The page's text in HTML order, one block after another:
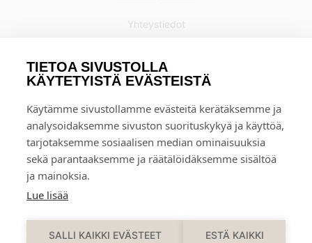
TIETOA SIVUSTOLLA
KÄYTETYISTÄ EVÄSTEISTÄ
Käytämme sivustollamme evästeitä kerätäksemme ja
analysoidaksemme sivuston suorituskykyä ja käyttöä,
tarjotaksemme sosiaalisen median ominaisuuksia
sekä parantaaksemme ja räätälöidäksemme sisältöä
ja mainoksia.
Lue lisää
SALLI KAIKKI EVÄSTEET ESTÄ KAIKKI
Yhteystiedot